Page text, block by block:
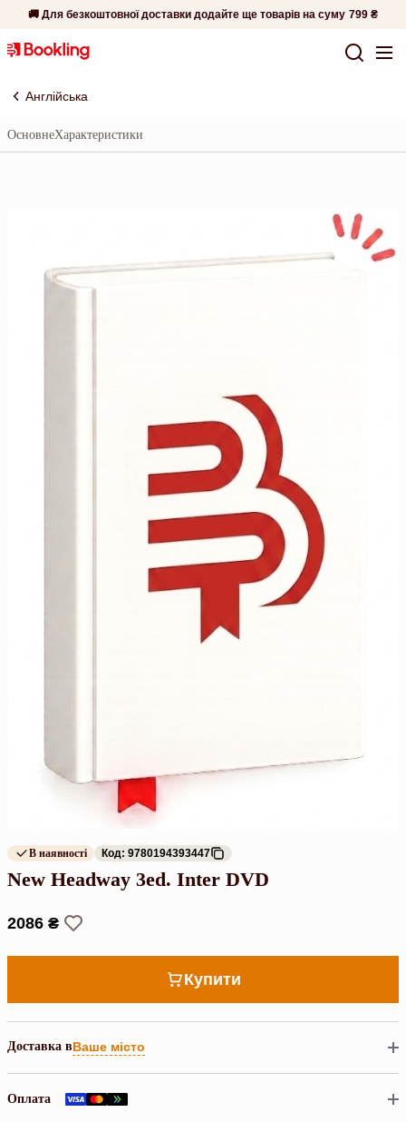
🚚 Для безкоштовної доставки додайте ще товарів на суму 799 ₴
Англійська
ОсновнеХарактеристики
В наявності Код: 9780194393447
New Headway 3ed. Inter DVD
2086 ₴
Купити
Доставка вВаше місто
Оплата